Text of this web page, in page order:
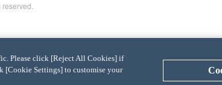
Please click [Reject All Cookies] if
[Cookie Settings] to customise your